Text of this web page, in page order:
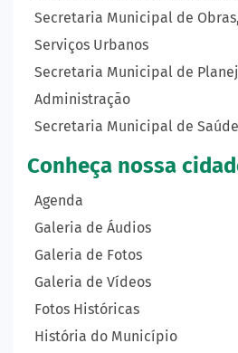
Secretaria Municipal de
Serviços Urbanos
Secretaria Municipal de
Administração
Secretaria Municipal de Saúde
Conheça nossa
Agenda
Galeria de Áudios
Galeria de Fotos
Galeria de Vídeos
Fotos Históricas
História do Município